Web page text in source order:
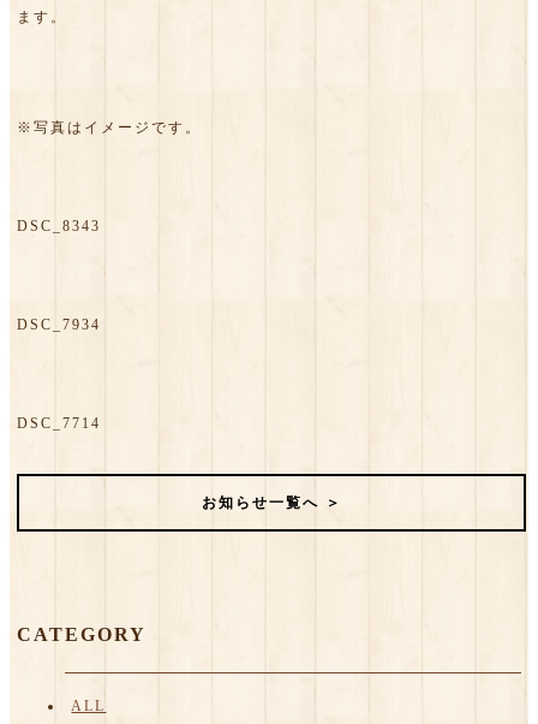
ます。
※写真はイメージです。
DSC_8343
DSC_7934
DSC_7714
お知らせ一覧へ ＞
CATEGORY
ALL